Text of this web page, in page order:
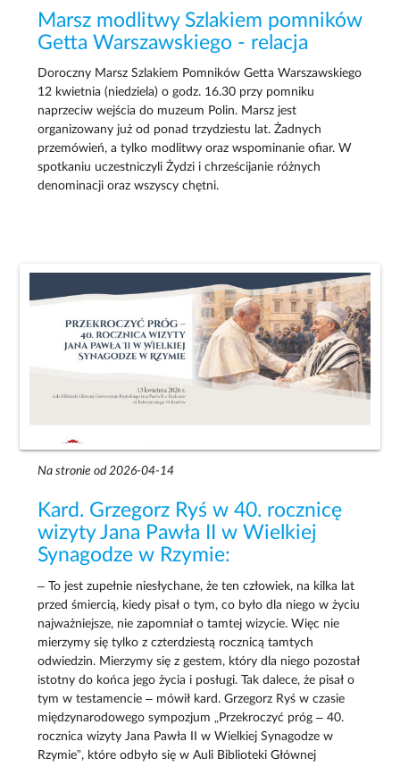
Marsz modlitwy Szlakiem pomników
Getta Warszawskiego - relacja
Doroczny Marsz Szlakiem Pomników Getta Warszawskiego
12 kwietnia (niedziela) o godz. 16.30 przy pomniku
naprzeciw wejścia do muzeum Polin. Marsz jest
organizowany już od ponad trzydziestu lat. Żadnych
przemówień, a tylko modlitwy oraz wspominanie ofiar. W
spotkaniu uczestniczyli Żydzi i chrześcijanie różnych
denominacji oraz wszyscy chętni.
Na stronie od 2026-04-14
Kard. Grzegorz Ryś w 40. rocznicę
wizyty Jana Pawła II w Wielkiej
Synagodze w Rzymie:
– To jest zupełnie niesłychane, że ten człowiek, na kilka lat
przed śmiercią, kiedy pisał o tym, co było dla niego w życiu
najważniejsze, nie zapomniał o tamtej wizycie. Więc nie
mierzymy się tylko z czterdziestą rocznicą tamtych
odwiedzin. Mierzymy się z gestem, który dla niego pozostał
istotny do końca jego życia i posługi. Tak dalece, że pisał o
tym w testamencie – mówił kard. Grzegorz Ryś w czasie
międzynarodowego sympozjum „Przekroczyć próg – 40.
rocznica wizyty Jana Pawła II w Wielkiej Synagodze w
Rzymie”, które odbyło się w Auli Biblioteki Głównej